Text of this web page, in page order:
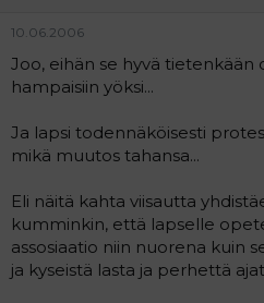
10.06.2006
Joo, eihän se hyvä tietenkään
hampaisiin yöksi...
Ja lapsi todennäköisesti
mikä muutos tahansa...
Eli näitä kahta viisautta
kumminkin, että lapselle
assosiaatio niin nuorena kuin
ja kyseistä lasta ja perhettä